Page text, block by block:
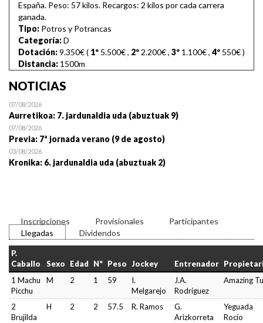
España. Peso: 57 kilos. Recargos: 2 kilos por cada carrera
ganada.
Tipo: Potros y Potrancas
Categoría:D
Dotación:9.350€ ( 1º 5.500€, 2º 2.200€, 3º 1.100€, 4º 550€)
Distancia: 1500m
NOTICIAS
07/08/2026
Aurretikoa: 7. jardunaldia uda (abuztuak 9)
07/08/2026
Previa: 7ª jornada verano (9 de agosto)
03/08/2026
Kronika: 6. jardunaldia uda (abuztuak 2)
Inscripciones Provisionales
Participantes
Llegadas
Dividendos
P.
Caballo
Sexo Edad Nº Peso Jockey Entrenador
1 Machu
Picchu
M 2 1 59
I.
Melgarejo
J.A.
Rodríguez
Amazing
2
Brujilda
H 2 2 57.5 R. Ramos
G.
Arizkorreta
Yeguada
Rocío